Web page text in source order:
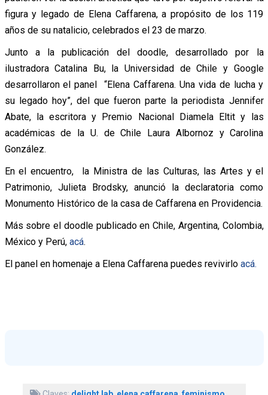
figura y legado de Elena Caffarena, a propósito de los 119
años de su natalicio, celebrados el 23 de marzo.
Junto a la publicación del doodle, desarrollado por la
ilustradora Catalina Bu, la Universidad de Chile y Google
desarrollaron el panel “Elena Caffarena. Una vida de lucha y
su legado hoy”, del que fueron parte la periodista Jennifer
Abate, la escritora y Premio Nacional Diamela Eltit y las
académicas de la U. de Chile Laura Albornoz y Carolina
González.
En el encuentro, la Ministra de las Culturas, las Artes y el
Patrimonio, Julieta Brodsky, anunció la declaratoria como
Monumento Histórico de la casa de Caffarena en Providencia.
Más sobre el doodle publicado en Chile, Argentina, Colombia,
México y Perú, acá.
El panel en homenaje a Elena Caffarena puedes revivirlo acá.